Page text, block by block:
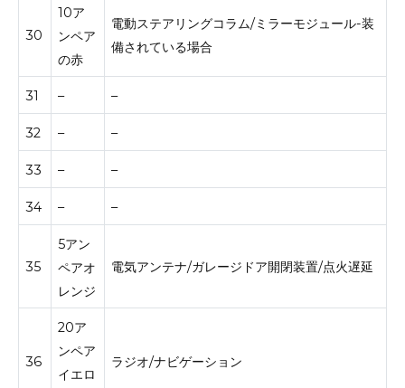
30
10ア
ンペア
の赤
電動ステアリングコラム/ミラーモジュール-装
備されている場合
31 – –
32 – –
33 – –
34 – –
35
5アン
ペアオ
レンジ
電気アンテナ/ガレージドア開閉装置/点火遅延
36
20ア
ンペア
イエロ
ラジオ/ナビゲーション